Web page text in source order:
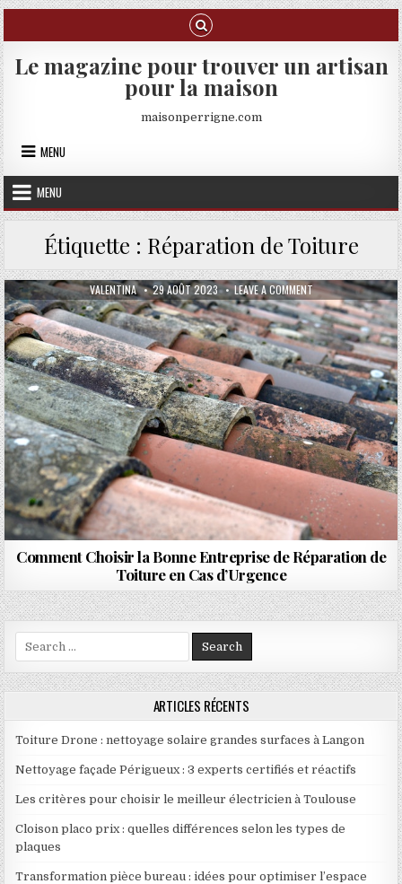
Skip to content
Le magazine pour trouver un artisan
pour la maison
maisonperrigne.com
MENU
MENU
Étiquette : Réparation de Toiture
AUTHOR:
VALENTINA PUBLISHED DATE:
29 AOÛT 2023 LEAVE A COMMENTON COMMENT
Comment Choisir la Bonne Entreprise de Réparation de
Toiture en Cas d’Urgence
Search for:
ARTICLES RÉCENTS
Toiture Drone : nettoyage solaire grandes surfaces à Langon
Nettoyage façade Périgueux : 3 experts certifiés et réactifs
Les critères pour choisir le meilleur électricien à Toulouse
Cloison placo prix : quelles différences selon les types de
plaques
Transformation pièce bureau : idées pour optimiser l’espace